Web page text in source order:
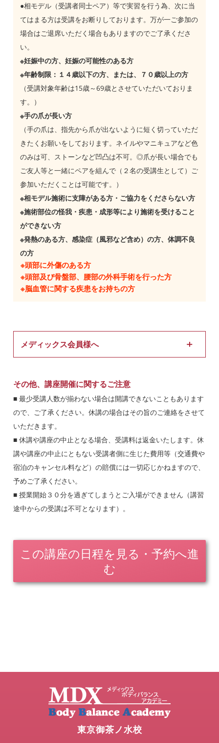
●相モデル（受講者同士ペア）等で実習を行う為、次に当
てはまる方は受講をお断りしております。万が一ご参加の
場合はご退席いただく場合もありますのでご了承くださ
い。
※妊娠中の方、妊娠の可能性のある方
※年齢制限：１４歳以下の方、または、７０歳以上の方
（受講対象年齢は15歳～69歳とさせていただいておりま
す。）
※手の爪が長い方
（手の爪は、指先から爪が出ないように短く切っていただ
きたくお願いをしております。ネイルやマニキュアなど色
のみは可、ストーンなど凹凸は不可。◎爪が長い場合でも
ご友人等と一緒にペアを組んで（２名の受講生として）ご
参加いただくことは可能です。）
※相モデル施術に支障がある方・ご協力をくださらない方
※施術部位の怪我・疾患・成形等により施術を受けること
ができない方
※発熱のある方、感染症（風邪など含め）の方、体調不良
の方
※頭部に外傷のある方
※頭部及び骨盤部、腰部の外科手術を行った方
※脳血管に関する疾患をお持ちの方
メディックス会員様へ
時に会員であることを必ずお伝えください。申し出ない場合は
受講費用が一般価格となりますのでご留意ください。ホームペ
ージから申し込む場合は「その他・ご質問」の枠に「会員名・
治療院名」の入力をお願い致します。
※株式会社メディックスの「スーパーエクスプレス（計算センタ
ー）」「スーパーダイレクト（レセプトデーターセンター）」「在
宅訪問マッサージ」のいずれかにご登録されている治療院様・会員
様を「メディックス会員」としています。会員様の貴院・貴店の従
業員スタッフの方もメディックス会員価格で受講することが出来ま
す。
その他、講座開催に関するご注意
■ 最少受講人数が揃わない場合は開講できないこともあります
ので、ご了承ください。休講の場合はその旨のご連絡をさせて
いただきます。
■ 休講や講座の中止となる場合、受講料は返金いたします。休
講や講座の中止にともない受講者側に生じた費用等（交通費や
宿泊のキャンセル料など）の賠償には一切応じかねますので、
予めご了承ください。
■ 授業開始３０分を過ぎてしまうとご入場ができません（講習
途中からの受講は不可となります）。
この講座の日程を見る・予約へ進
む
東京御茶ノ水校